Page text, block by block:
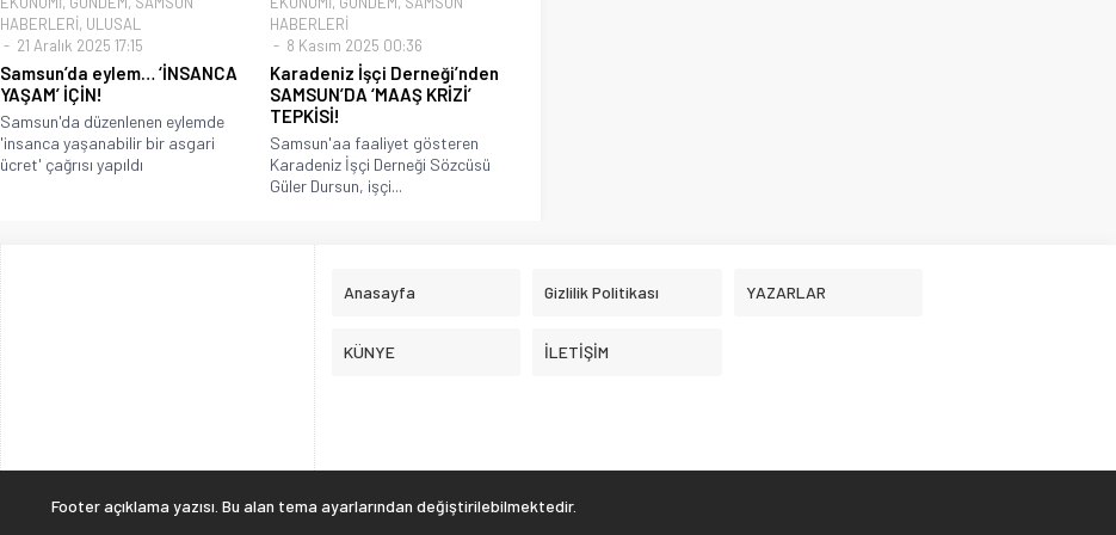
HABERLERİ, ULUSAL
21 Aralık 2025 17:15
Samsun’da eylem… ‘İNSANCA
YAŞAM’ İÇİN!
Samsun'da düzenlenen eylemde
'insanca yaşanabilir bir asgari
ücret' çağrısı yapıldı
HABERLERİ
8 Kasım 2025 00:36
Karadeniz İşçi Derneği’nden
SAMSUN’DA ‘MAAŞ KRİZİ’
TEPKİSİ!
Samsun'aa faaliyet gösteren
Karadeniz İşçi Derneği Sözcüsü
Güler Dursun, işçi...
Anasayfa Gizlilik Politikası YAZARLAR
KÜNYE İLETİŞİM
Footer açıklama yazısı. Bu alan tema ayarlarından değiştirilebilmektedir.